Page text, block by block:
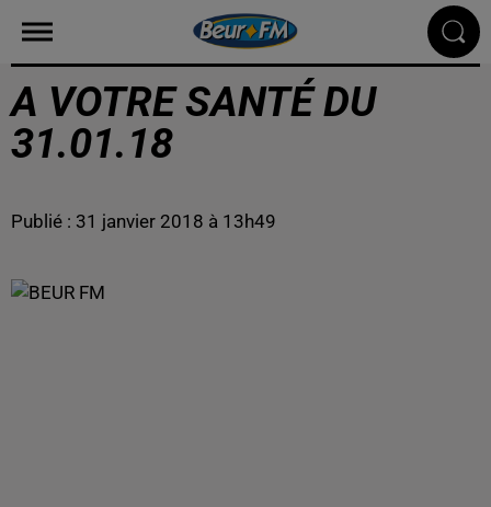
A VOTRE SANTÉ DU
31.01.18
Publié : 31 janvier 2018 à 13h49